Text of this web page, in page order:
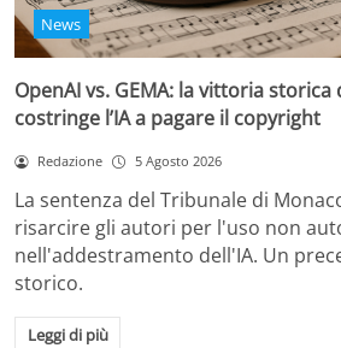
News
OpenAI vs. GEMA: la vittoria
costringe l’IA a pagare il copyright
Redazione 5 Agosto 2026
La sentenza del Tribunale di
risarcire gli autori per l'uso non
nell'addestramento dell'IA. Un
storico.
Leggi di più